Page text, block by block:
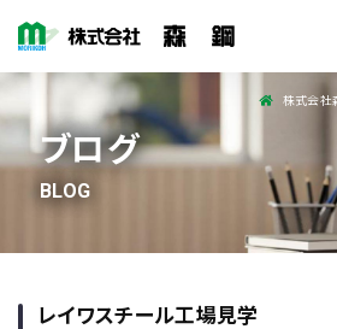
ブログ
株式会社
レイワスチール工場見学